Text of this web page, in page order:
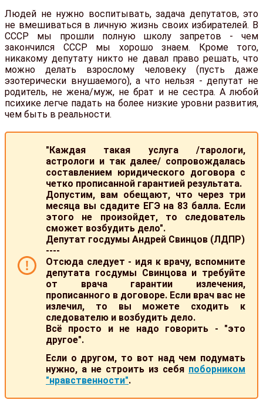
Людей не нужно воспитывать, задача депутатов, это
не вмешиваться в личную жизнь своих избирателей. В
СССР мы прошли полную школу запретов - чем
закончился СССР мы хорошо знаем. Кроме того,
никакому депутату никто не давал право решать, что
можно делать взрослому человеку (пусть даже
эзотерически внушаемого), а что нельзя - депутат не
родитель, не жена/муж, не брат и не сестра. А любой
психике легче падать на более низкие уровни развития,
чем быть в реальности.
"Каждая такая услуга /тарологи,
астрологи и так далее/ сопровождалась
составлением юридического договора с
четко прописанной гарантией результата.
Допустим, вам обещают, что через три
месяца вы сдадите ЕГЭ на 83 балла. Если
этого не произойдет, то следователь
сможет возбудить дело".
Депутат госдумы Андрей Свинцов (ЛДПР)
----
Отсюда следует - идя к врачу, вспомните
депутата госдумы Свинцова и требуйте
от врача гарантии излечения,
прописанного в договоре. Если врач вас не
излечил, то вы можете сходить к
следователю и возбудить дело.
Всё просто и не надо говорить - "это
другое".
Если о другом, то вот над чем подумать
нужно, а не строить из себя поборником
"нравственности".